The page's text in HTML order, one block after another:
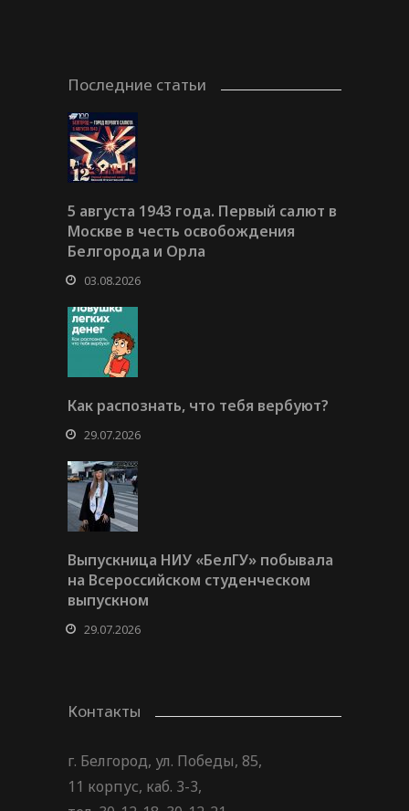
Последние статьи
5 августа 1943 года. Первый салют в
Москве в честь освобождения
Белгорода и Орла
03.08.2026
Как распознать, что тебя вербуют?
29.07.2026
Выпускница НИУ «БелГУ» побывала
на Всероссийском студенческом
выпускном
29.07.2026
Контакты
г. Белгород, ул. Победы, 85,
11 корпус, каб. 3-3,